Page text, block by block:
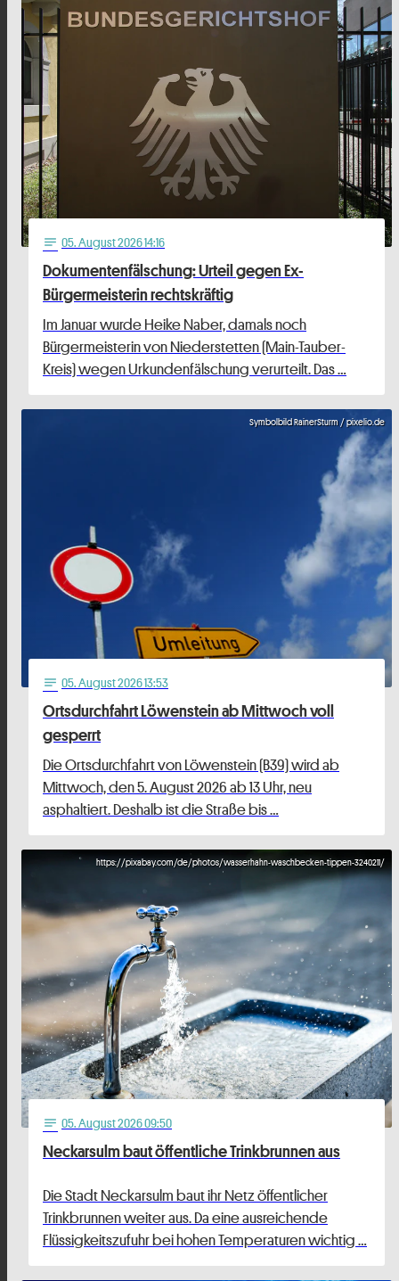
notes 05. August 2026 14:16
Dokumentenfälschung: Urteil gegen Ex-
Bürgermeisterin rechtskräftig
Im Januar wurde Heike Naber, damals noch
Bürgermeisterin von Niederstetten (Main-Tauber-
Kreis) wegen Urkundenfälschung verurteilt. Das …
Symbolbild RainerSturm / pixelio.de
notes 05. August 2026 13:53
Ortsdurchfahrt Löwenstein ab Mittwoch voll
gesperrt
Die Ortsdurchfahrt von Löwenstein (B39) wird ab
Mittwoch, den 5. August 2026 ab 13 Uhr, neu
asphaltiert. Deshalb ist die Straße bis …
https://pixabay.com/de/photos/wasserhahn-waschbecken-tippen-3240211/
notes 05. August 2026 09:50
Neckarsulm baut öffentliche Trinkbrunnen aus
Die Stadt Neckarsulm baut ihr Netz öffentlicher
Trinkbrunnen weiter aus. Da eine ausreichende
Flüssigkeitszufuhr bei hohen Temperaturen wichtig …